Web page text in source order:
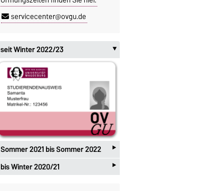
servicecenter@ovgu.de
bis Winter 2020/21 ‣
Sommer 2021 bis Sommer 2022 ‣
seit Winter 2022/23 ‣